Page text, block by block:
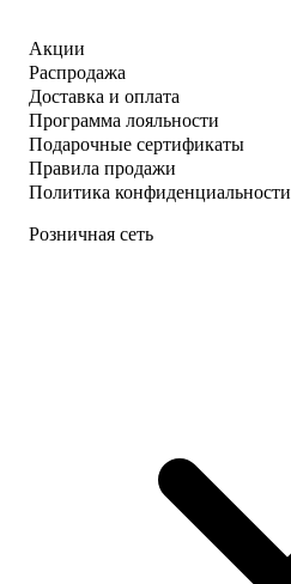
Акции
Распродажа
Доставка и оплата
Программа лояльности
Подарочные сертификаты
Правила продажи
Политика конфиденциальности
Розничная сеть